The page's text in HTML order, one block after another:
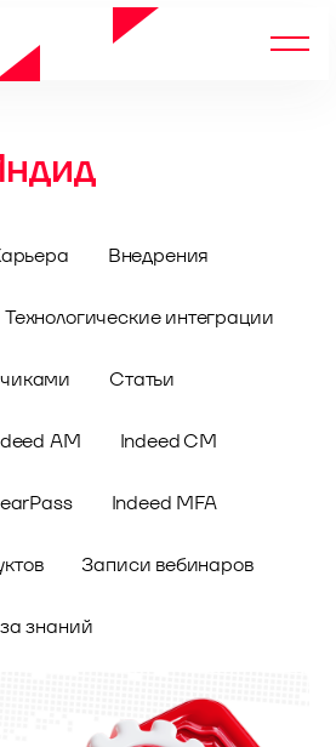
знаний
Внедрения
Технологические интеграции
Статьи
AM Indeed CM
Indeed MFA
Записи вебинаров